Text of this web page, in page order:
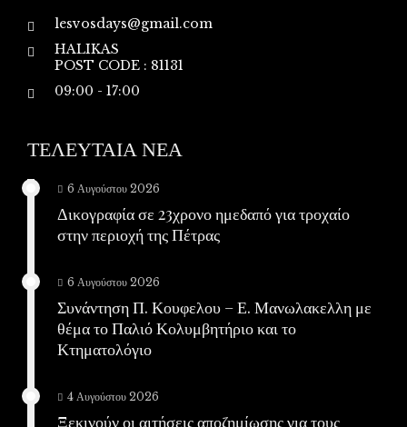
lesvosdays@gmail.com
HALIKAS
POST CODE : 81131
09:00 - 17:00
ΤΕΛΕΥΤΑΙΑ ΝΕΑ
6 Αυγούστου 2026
Δικογραφία σε 23χρονο ημεδαπό για τροχαίο
στην περιοχή της Πέτρας
6 Αυγούστου 2026
Συνάντηση Π. Κουφελου – Ε. Μανωλακελλη με
θέμα το Παλιό Κολυμβητήριο και το
Κτηματολόγιο
4 Αυγούστου 2026
Ξεκινούν οι αιτήσεις αποζημίωσης για τους